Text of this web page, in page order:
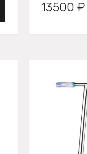
13500 ₽